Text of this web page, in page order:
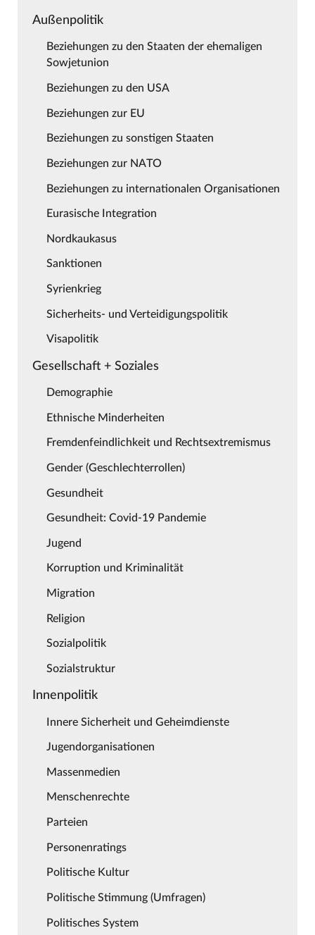
Außenpolitik
Beziehungen zu den Staaten der ehemaligen
Sowjetunion
Beziehungen zu den USA
Beziehungen zur EU
Beziehungen zu sonstigen Staaten
Beziehungen zur NATO
Beziehungen zu internationalen Organisationen
Eurasische Integration
Nordkaukasus
Sanktionen
Syrienkrieg
Sicherheits- und Verteidigungspolitik
Visapolitik
Gesellschaft + Soziales
Demographie
Ethnische Minderheiten
Fremdenfeindlichkeit und Rechtsextremismus
Gender (Geschlechterrollen)
Gesundheit
Gesundheit: Covid-19 Pandemie
Jugend
Korruption und Kriminalität
Migration
Religion
Sozialpolitik
Sozialstruktur
Innenpolitik
Innere Sicherheit und Geheimdienste
Jugendorganisationen
Massenmedien
Menschenrechte
Parteien
Personenratings
Politische Kultur
Politische Stimmung (Umfragen)
Politisches System